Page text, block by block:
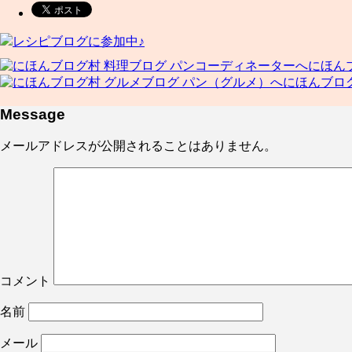
レシピブログに参加中♪
にほん
にほんブロ
Message
メールアドレスが公開されることはありません。
コメント
名前
メール